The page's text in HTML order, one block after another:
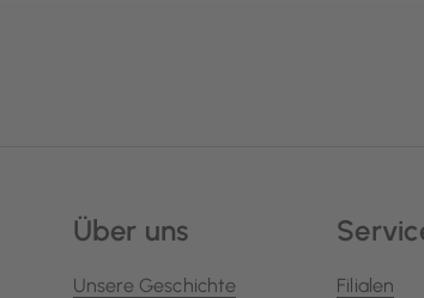
Über uns
Unsere Geschichte
Filialen